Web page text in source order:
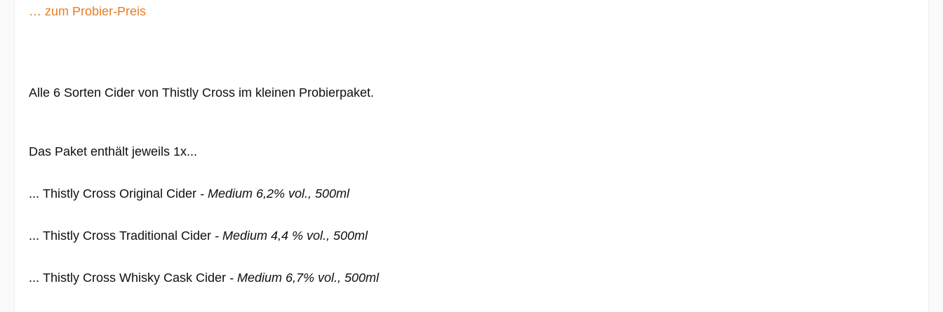
… zum Probier-Preis
Alle 6 Sorten Cider von Thistly Cross im kleinen Probierpaket.
Das Paket enthält jeweils 1x...
... Thistly Cross Original Cider - Medium 6,2% vol., 500ml
... Thistly Cross Traditional Cider - Medium 4,4 % vol., 500ml
... Thistly Cross Whisky Cask Cider - Medium 6,7% vol., 500ml